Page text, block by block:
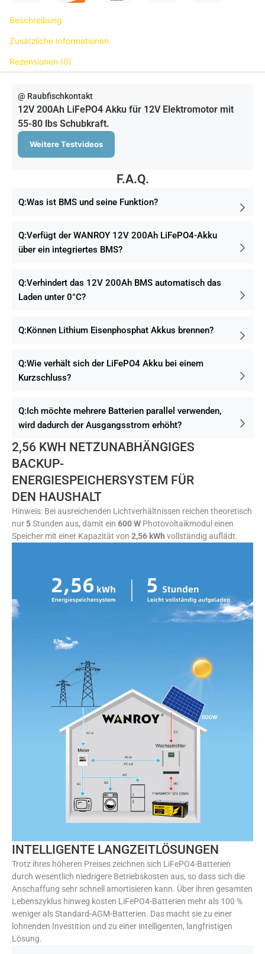
Beschreibung
Zusätzliche Informationen
Rezensionen (0)
@ Raubfischkontakt
12V 200Ah LiFePO4 Akku für 12V Elektromotor mit
55-80 lbs Schubkraft.
Weitere Testvideos
F.A.Q.
Q:Was ist BMS und seine Funktion?
Q:Verfügt der WANROY 12V 200Ah LiFePO4-Akku
über ein integriertes BMS?
Q:Verhindert das 12V 200Ah BMS automatisch das
Laden unter 0°C?
Q:Können Lithium Eisenphosphat Akkus brennen?
Q:Wie verhält sich der LiFePO4 Akku bei einem
Kurzschluss?
Q:Ich möchte mehrere Batterien parallel verwenden,
wird dadurch der Ausgangsstrom erhöht?
2,56 KWH NETZUNABHÄNGIGES
BACKUP-
ENERGIESPEICHERSYSTEM FÜR
DEN HAUSHALT
Hinweis: Bei ausreichenden Lichtverhältnissen reichen theoretisch
nur5Stunden aus, damit ein 600 W Photovoltaikmodul einen
Speicher mit einer Kapazität von 2,56 kWh vollständig auflädt.
INTELLIGENTE LANGZEITLÖSUNGEN
Trotz ihres höheren Preises zeichnen sich LiFePO4-Batterien
durch wesentlich niedrigere Betriebskosten aus, so dass sich die
Anschaffung sehr schnell amortisieren kann. Über ihren gesamten
Lebenszyklus hinweg kosten LiFePO4-Batterien mehr als 100 %
weniger als Standard-AGM-Batterien. Das macht sie zu einer
lohnenden Investition und zu einer intelligenten, langfristigen
Lösung.